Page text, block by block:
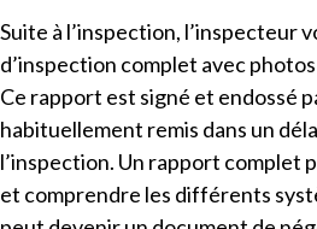
Suite à l’inspection, l’inspecteur
d’inspection complet avec
Ce rapport est signé et endossé
habituellement remis dans un
l’inspection. Un rapport complet
et comprendre les différents